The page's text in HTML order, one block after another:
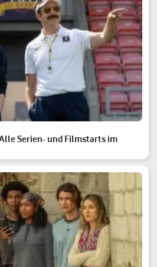
Serien- und Filmstarts im